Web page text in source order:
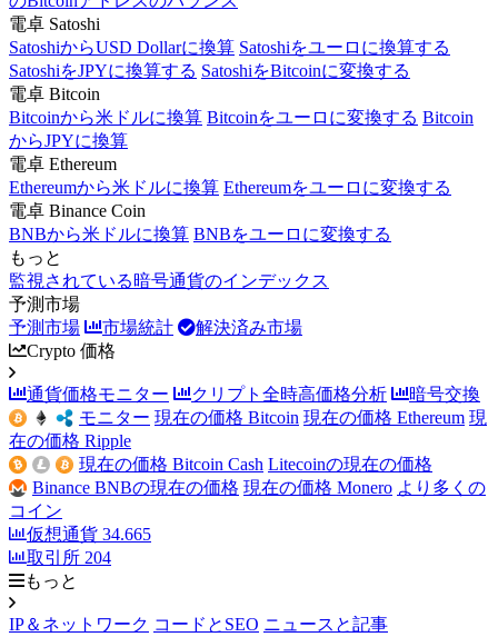
電卓 Satoshi
SatoshiからUSD Dollarに換算 Satoshiをユーロに換算する
SatoshiをJPYに換算する SatoshiをBitcoinに変換する
電卓 Bitcoin
Bitcoinから米ドルに換算 Bitcoinをユーロに変換する Bitcoin
からJPYに換算
電卓 Ethereum
Ethereumから米ドルに換算 Ethereumをユーロに変換する
電卓 Binance Coin
BNBから米ドルに換算 BNBをユーロに変換する
もっと
監視されている暗号通貨のインデックス
予測市場
予測市場
市場統計
解決済み市場
Crypto 価格
通貨価格モニター クリプト全時高価格分析
暗号交換
モニター 現在の価格 Bitcoin 現在の価格 Ethereum 現
在の価格 Ripple
現在の価格 Bitcoin Cash Litecoinの現在の価格
Binance BNBの現在の価格 現在の価格 Monero より多くの
コイン
仮想通貨 34.665
取引所 204
もっと
IP＆ネットワーク コードとSEO ニュースと記事